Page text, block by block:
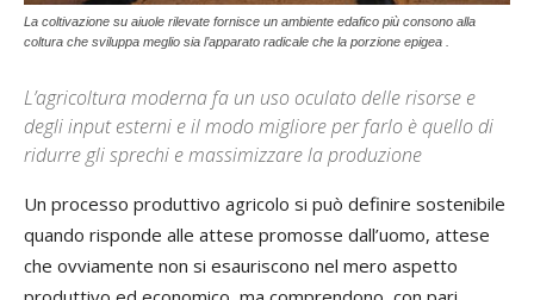
La coltivazione su aiuole rilevate fornisce un ambiente edafico più consono alla
coltura che sviluppa meglio sia l’apparato radicale che la porzione epigea .
L’agricoltura moderna fa un uso oculato delle risorse e
degli input esterni e il modo migliore per farlo è quello di
ridurre gli sprechi e massimizzare la produzione
Un processo produttivo agricolo si può definire sostenibile
quando risponde alle attese promosse dall’uomo, attese
che ovviamente non si esauriscono nel mero aspetto